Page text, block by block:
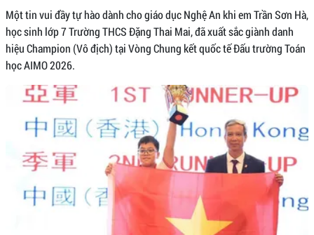
Một tin vui đầy tự hào dành cho giáo dục Nghệ An khi em Trần Sơn Hà,
học sinh lớp 7 Trường THCS Đặng Thai Mai, đã xuất sắc giành danh
hiệu Champion (Vô địch) tại Vòng Chung kết quốc tế Đấu trường Toán
học AIMO 2026.